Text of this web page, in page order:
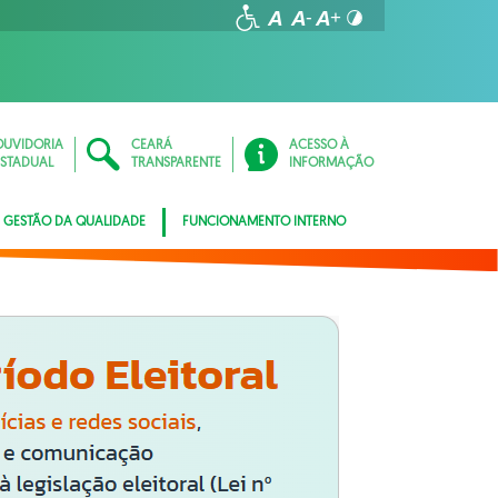
CEARÁ
TRANSPARENTE
ACESSO À
INFORMAÇÃO
GESTÃO DA QUALIDADE FUNCIONAMENTO INTERNO